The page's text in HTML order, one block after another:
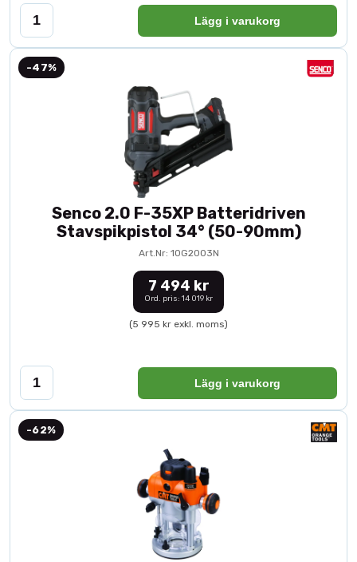
Lägg i varukorg
-47%
Senco 2.0 F-35XP Batteridriven
Stavspikpistol 34° (50-90mm)
Art.Nr: 10G2003N
7 494 kr
Ord. pris: 14 019 kr
(5 995 kr exkl. moms)
Lägg i varukorg
-62%